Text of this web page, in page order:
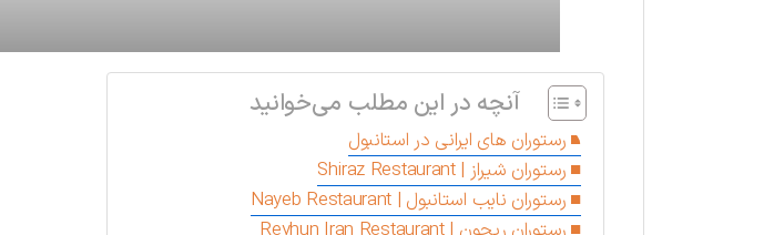
آنچه در این مطلب می‌خوانید
رستوران‌ های ایرانی در استانبول
رستوران شیراز | Shiraz Restaurant
رستوران نایب استانبول | Nayeb Restaurant